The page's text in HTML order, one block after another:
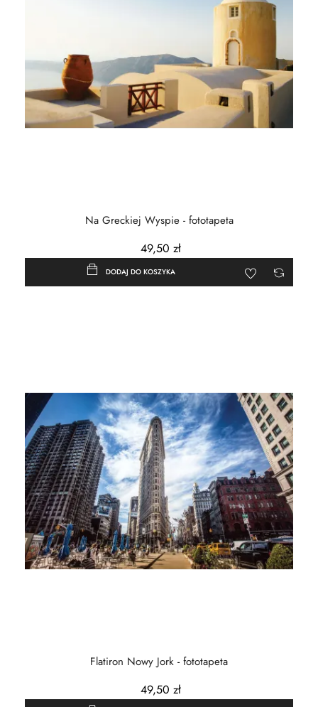
Na Greckiej Wyspie - fototapeta
49,50 zł
DODAJ DO KOSZYKA
Flatiron Nowy Jork - fototapeta
49,50 zł